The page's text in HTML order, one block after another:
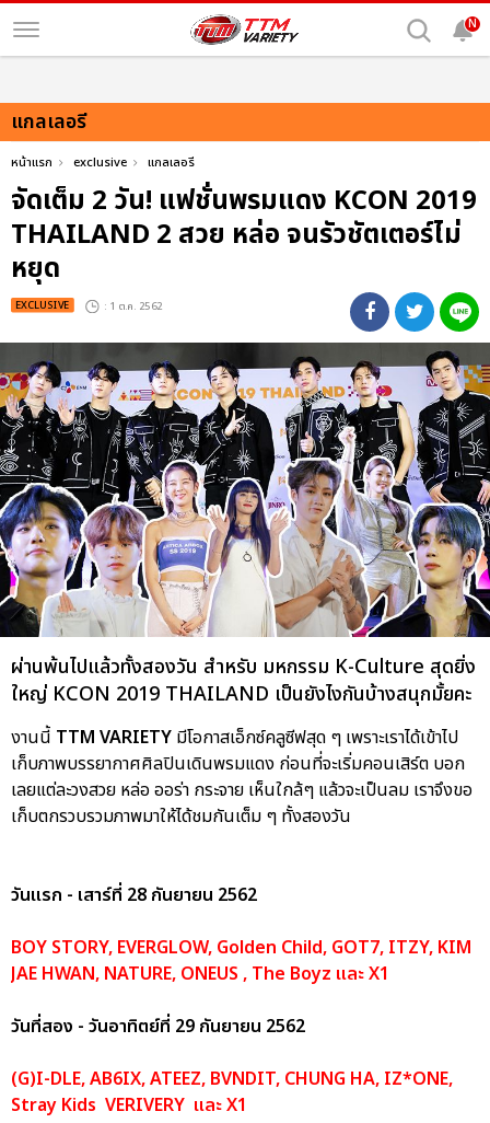
N
แกลเลอรี
หน้าแรก exclusive แกลเลอรี
จัดเต็ม 2 วัน! แฟชั่นพรมแดง KCON 2019
THAILAND 2 สวย หล่อ จนรัวชัตเตอร์ไม่
หยุด
EXCLUSIVE : 1 ต.ค. 2562
ผ่านพ้นไปแล้วทั้งสองวัน สำหรับ มหกรรม K-Culture สุดยิ่ง
ใหญ่ KCON 2019 THAILAND เป็นยังไงกันบ้างสนุกมั้ยคะ
งานนี้ TTM VARIETY มีโอกาสเอ็กซ์คลูซีฟสุด ๆ เพราะเราได้เข้าไป
เก็บภาพบรรยากาศศิลปินเดินพรมแดง ก่อนที่จะเริ่มคอนเสิร์ต บอก
เลยแต่ละวงสวย หล่อ ออร่า กระจาย เห็นใกล้ๆ แล้วจะเป็นลม เราจึงขอ
เก็บตกรวบรวมภาพมาให้ได้ชมกันเต็ม ๆ ทั้งสองวัน
วันแรก - เสาร์ที่ 28 กันยายน 2562
BOY STORY, EVERGLOW, Golden Child, GOT7, ITZY, KIM
JAE HWAN, NATURE, ONEUS , The Boyz และ X1
วันที่สอง - วันอาทิตย์ที่ 29 กันยายน 2562
(G)I-DLE, AB6IX, ATEEZ, BVNDIT, CHUNG HA, IZ*ONE,
Stray Kids VERIVERY และ X1